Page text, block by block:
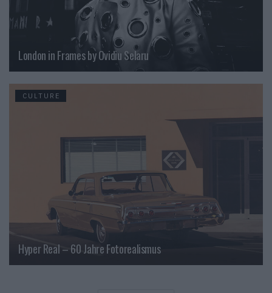
London in Frames by Ovidiu Selaru
CULTURE
Hyper Real – 60 Jahre Fotorealismus